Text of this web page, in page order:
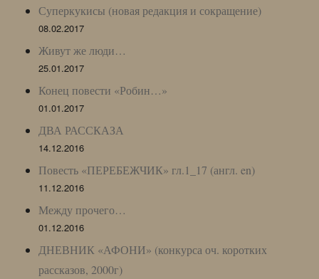
Суперкукисы (новая редакция и сокращение)
08.02.2017
Живут же люди…
25.01.2017
Конец повести «Робин…»
01.01.2017
ДВА РАССКАЗА
14.12.2016
Повесть «ПЕРЕБЕЖЧИК» гл.1_17 (англ. en)
11.12.2016
Между прочего…
01.12.2016
ДНЕВНИК «АФОНИ» (конкурса оч. коротких
рассказов, 2000г)